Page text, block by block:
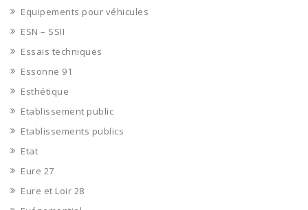
Equipements pour véhicules
ESN – SSII
Essais techniques
Essonne 91
Esthétique
Etablissement public
Etablissements publics
Etat
Eure 27
Eure et Loir 28